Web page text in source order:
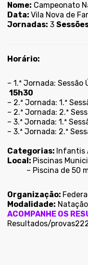
Nome: Campeonato
Data: Vila Nova de
Jornadas: 3
Horário:
– 1.ª Jornada:
15h30
– 2.ª Jornada: 1.ª
– 2.ª Jornada: 2.ª
– 3.ª Jornada: 1.ª
– 3.ª Jornada: 2.ª
Categorias: Infantis
Local: Piscinas
– Piscina de 50
Organização:
Modalidade:
ACOMPANHE OS
Resultados/